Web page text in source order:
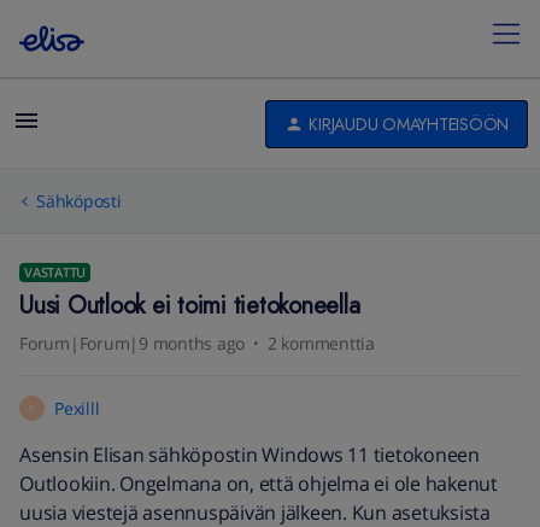
KIRJAUDU OMAYHTEISÖÖN
Sähköposti
VASTATTU
Uusi Outlook ei toimi tietokoneella
Forum|Forum|9 months ago 2 kommenttia
P Pexilll
Asensin Elisan sähköpostin Windows 11 tietokoneen
Outlookiin. Ongelmana on, että ohjelma ei ole hakenut
uusia viestejä asennuspäivän jälkeen. Kun asetuksista